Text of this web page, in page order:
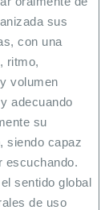
sus
con una
ritmo,
volumen
adecuando
su
siendo capaz
escuchando.
sentido global
de uso